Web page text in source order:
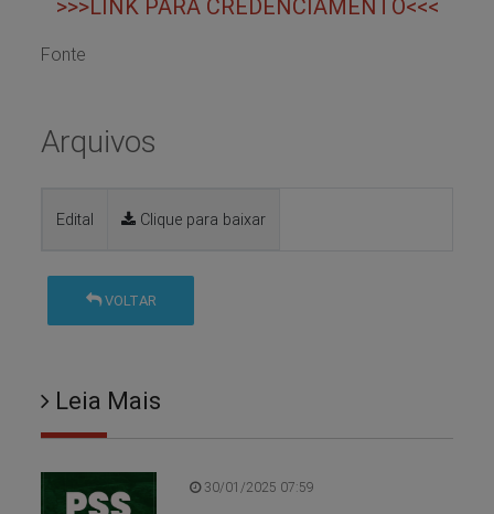
>>>LINK PARA CREDENCIAMENTO<<<
Fonte
Arquivos
Edital Clique para baixar
VOLTAR
Leia Mais
30/01/2025 07:59